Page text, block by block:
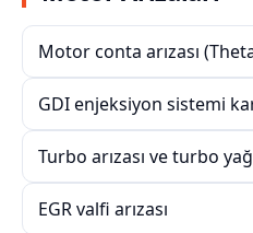
Motor conta arızası
GDI enjeksiyon sistemi
Turbo arızası ve turbo
EGR valfi arızası